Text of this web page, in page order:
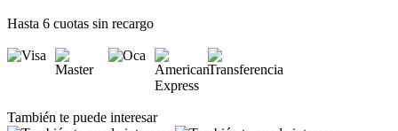
Hasta 6 cuotas sin recargo
También te puede interesar